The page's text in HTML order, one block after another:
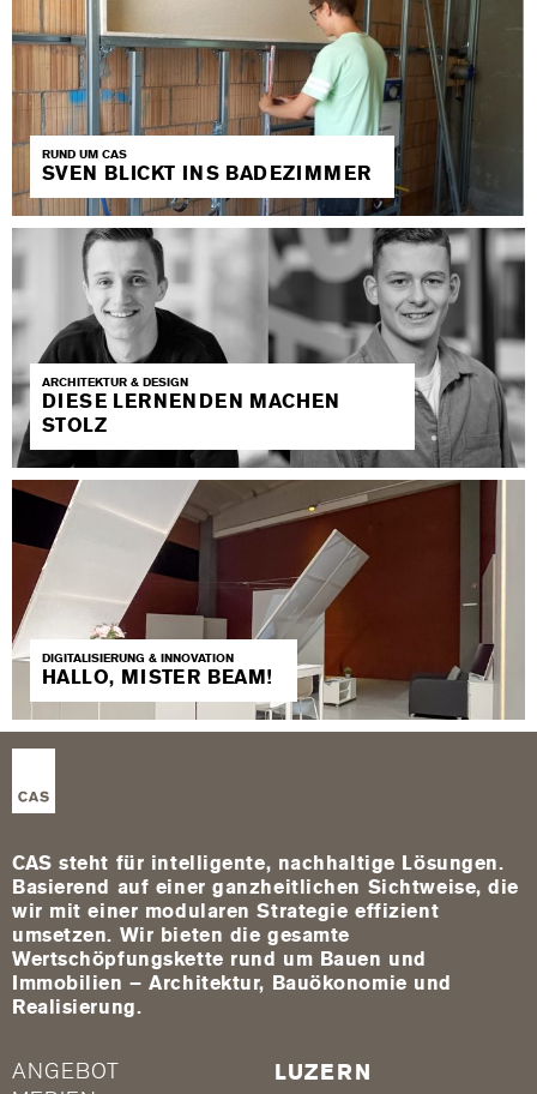
RUND UM CAS
SVEN BLICKT INS BADEZIMMER
ARCHITEKTUR & DESIGN
DIESE LERNENDEN MACHEN
STOLZ
DIGITALISIERUNG & INNOVATION
HALLO, MISTER BEAM!
CAS steht für intelligente, nachhaltige Lösungen.
Basierend auf einer ganzheitlichen Sichtweise, die
wir mit einer modularen Strategie effizient
umsetzen. Wir bieten die gesamte
Wertschöpfungskette rund um Bauen und
Immobilien – Architektur, Bauökonomie und
Realisierung.
ANGEBOT
LUZERN